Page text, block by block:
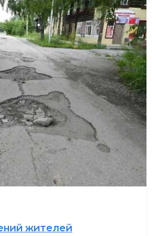
жителей